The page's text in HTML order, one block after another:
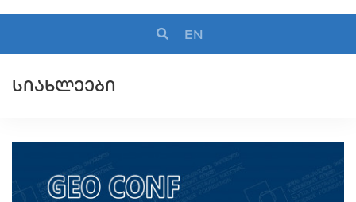
EN
ᲡᲘᲐᲮᲚᲔᲔᲑᲘ